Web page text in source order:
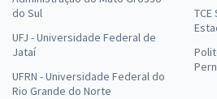
do Sul
UFJ - Universidade Federal de
Jataí
UFRN - Universidade Federal do
Rio Grande do Norte